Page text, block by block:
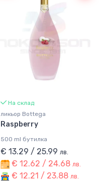
На склад
ликьор Bottega
Raspberry
500 ml бутилка
€ 13.29 / 25.99 лв.
€ 12.62 / 24.68 лв.
€ 12.21 / 23.88 лв.